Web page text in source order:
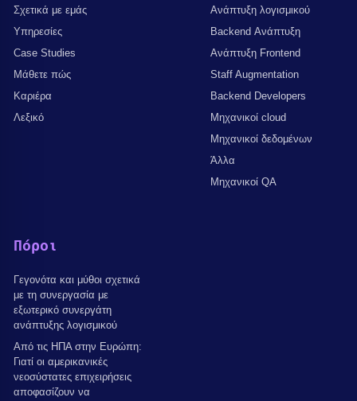
Σχετικά με εμάς
Υπηρεσίες
Case Studies
Μάθετε πώς
Καριέρα
Λεξικό
Ανάπτυξη λογισμικού
Backend Ανάπτυξη
Ανάπτυξη Frontend
Staff Augmentation
Backend Developers
Μηχανικοί cloud
Μηχανικοί δεδομένων
Άλλα
Μηχανικοί QA
Πόροι
Γεγονότα και μύθοι σχετικά
με τη συνεργασία με
εξωτερικό συνεργάτη
ανάπτυξης λογισμικού
Από τις ΗΠΑ στην Ευρώπη:
Γιατί οι αμερικανικές
νεοσύστατες επιχειρήσεις
αποφασίζουν να